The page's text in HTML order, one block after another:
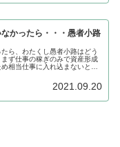
かったら・・・愚者小路
ら、わたくし愚者小路はどう
ず仕事の稼ぎのみで資産形成
相当仕事に入れ込まないとい
をする事で仕事にも適切な温度
2021.09.20